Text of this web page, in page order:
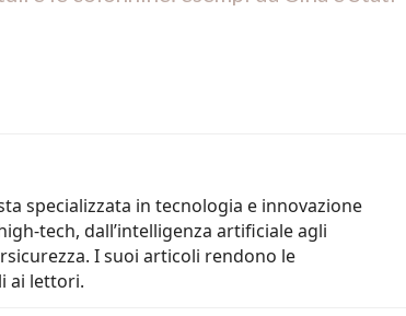
specializzata in tecnologia e innovazione
tech, dall’intelligenza artificiale agli
I suoi articoli rendono le
ai lettori.